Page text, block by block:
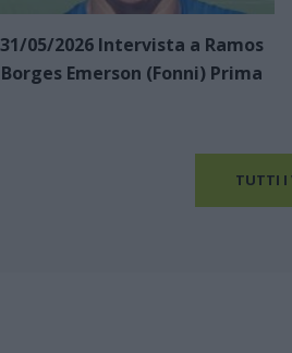
31/05/2026 Intervista a Ramos
Borges Emerson (Fonni) Prima
TUTTI I